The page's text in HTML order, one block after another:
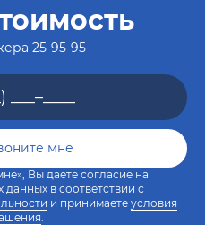
25-95-95
Вы даете согласие на
в соответствии с
и принимаете условия